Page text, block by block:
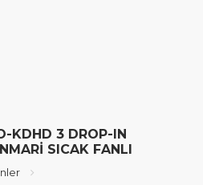
KDHD 3 DROP-IN
SICAK FANLI